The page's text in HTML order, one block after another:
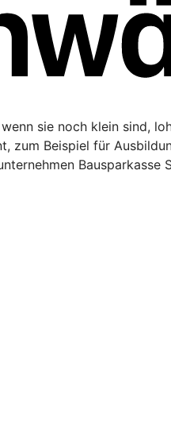
sie noch klein sind,
zum Beispiel für
Bausparkasse